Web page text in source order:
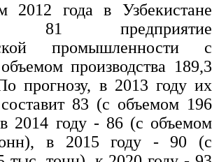
2012 года в Узбекистане
81 предприятие
промышленности с
производства 189,3
прогнозу, в 2013 году их
83 (с объемом 196
2014 году - 86 (с объемом
в 2015 году - 90 (с